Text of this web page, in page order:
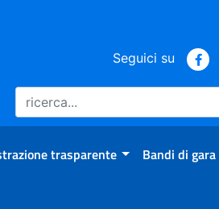
Seguici su
trasparente Bandi di gara